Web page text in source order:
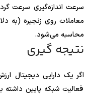
سرعت اندازه‌گیری سرعت
محاسبه می‌شود.
نتیجه گیری
اگر یک دارایی دیجیتال